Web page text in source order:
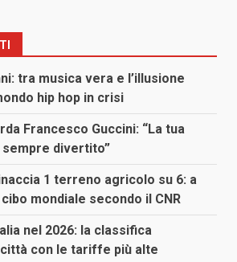
tra musica vera e l’illusione
hip hop in crisi
Francesco Guccini: “La tua
sempre divertito”
1 terreno agricolo su 6: a
mondiale secondo il CNR
nel 2026: la classifica
con le tariffe più alte